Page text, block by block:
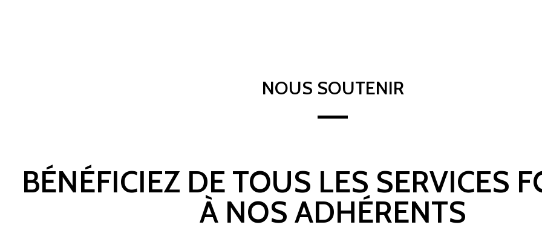
NOUS SOUTENIR
BÉNÉFICIEZ DE TOUS LES SERVICES
À NOS ADHÉRENTS